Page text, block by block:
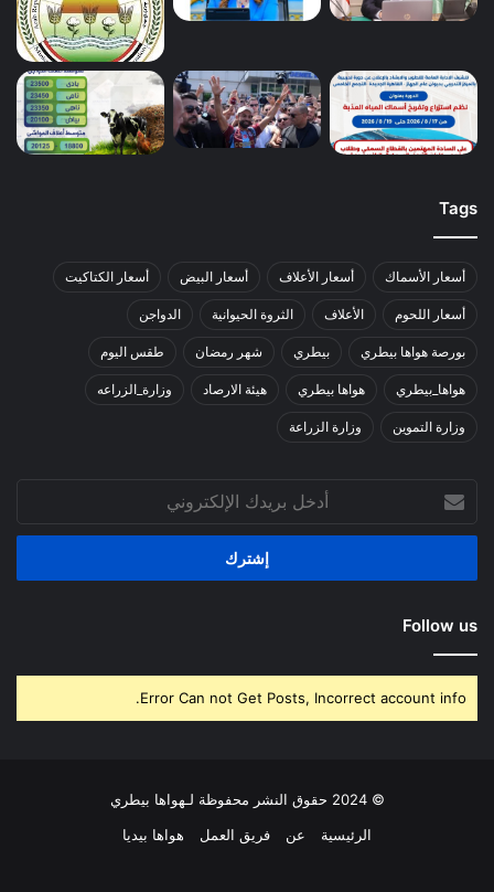
Tags
أسعار الأسماك أسعار الأعلاف أسعار البيض أسعار الكتاكيت
أسعار اللحوم الأعلاف الثروة الحيوانية الدواجن
بورصة هواها بيطري بيطري شهر رمضان طقس اليوم
هواها_بيطري هواها بيطري هيئة الارصاد وزارة_الزراعه
وزارة التموين وزارة الزراعة
بريدك
الإلكتروني
Follow us
Error Can not Get Posts, Incorrect account info.
© 2024 حقوق النشر محفوظة لـهواها بيطري
الرئيسية
عن فريق العمل هواها بيديا